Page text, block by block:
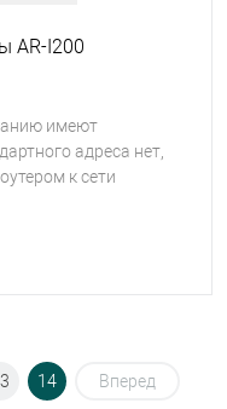
AR-I200
имеют
адреса нет,
к сети
14 Вперед